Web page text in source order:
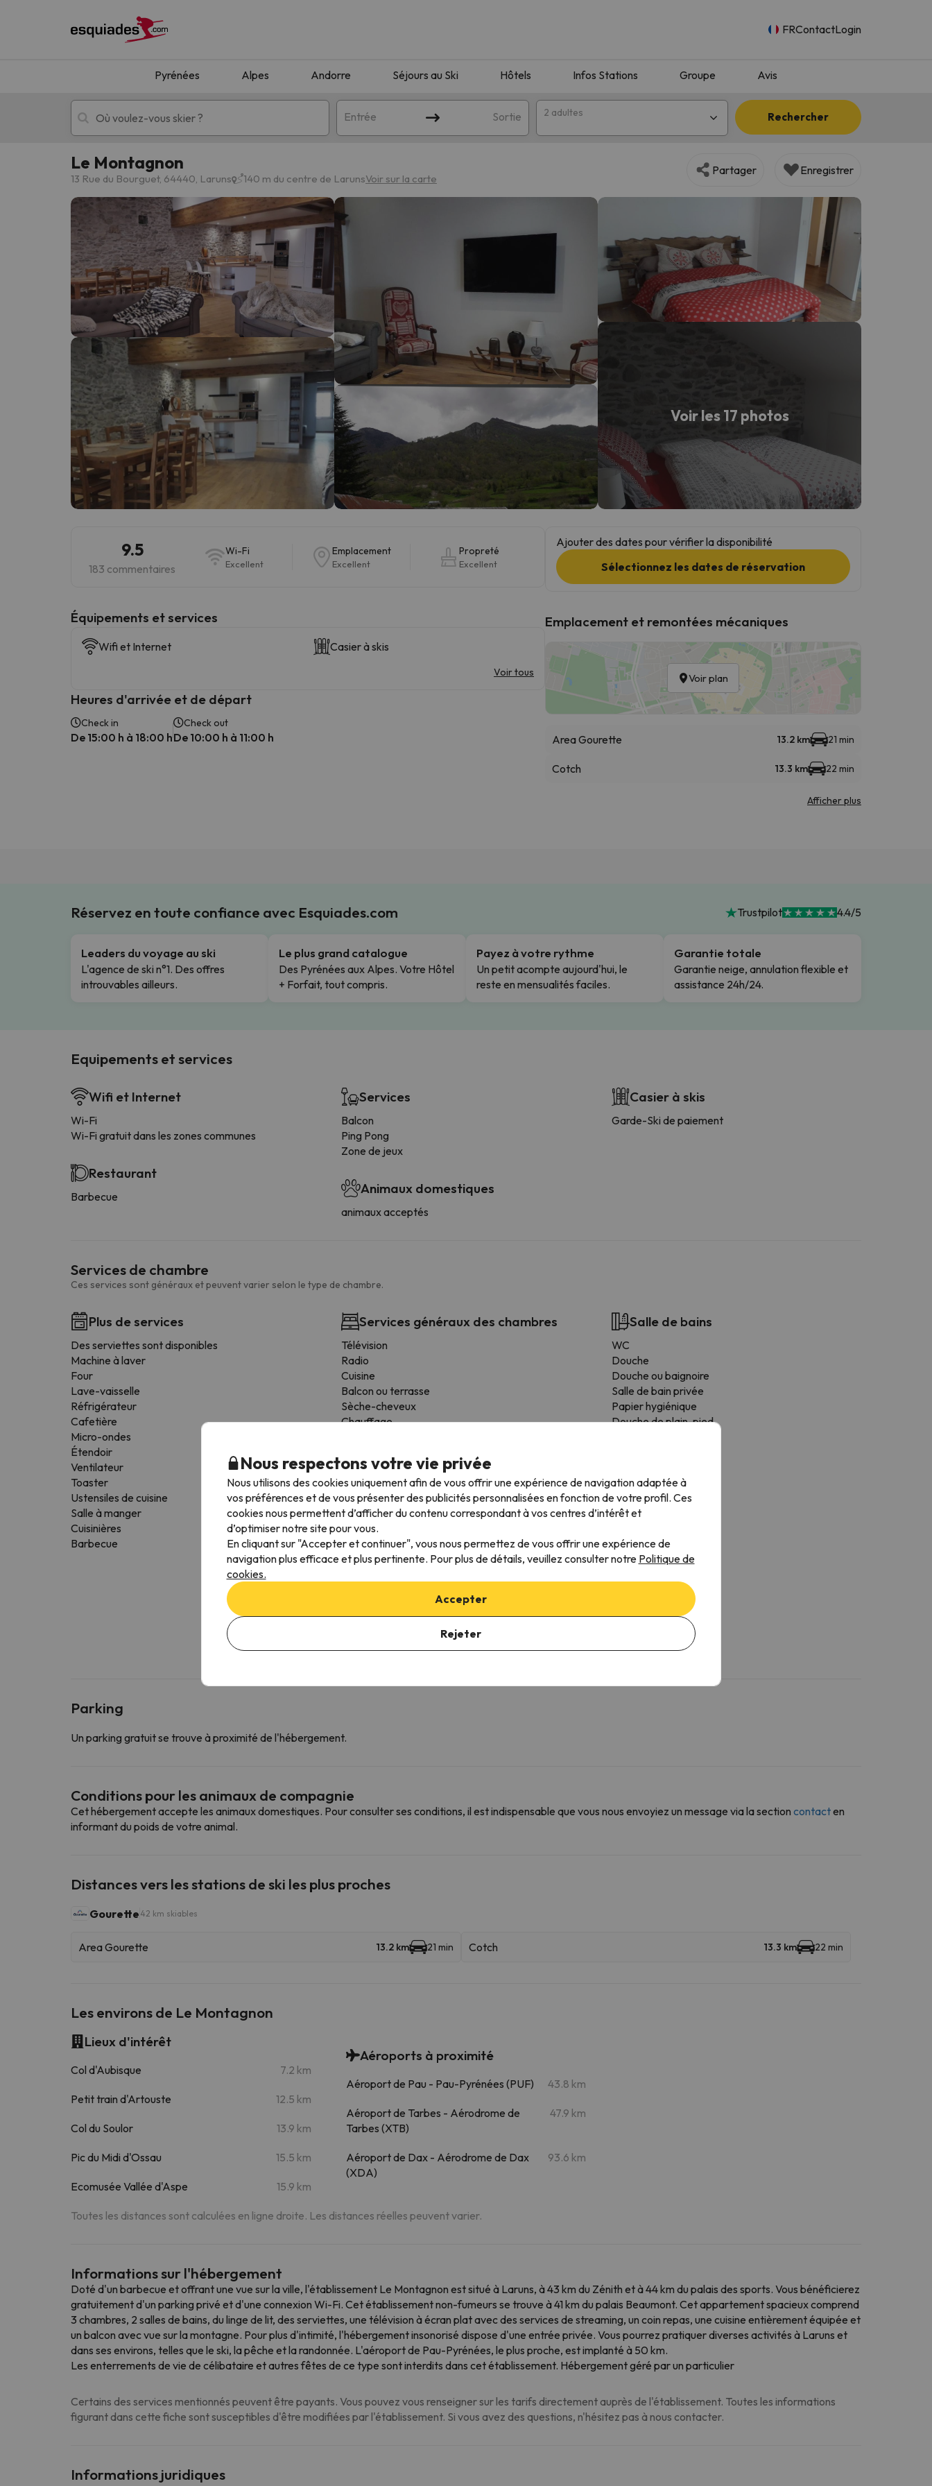
FRContactLogin
Pyrénées Alpes Andorre Séjours au Ski Hôtels Infos Stations Groupe Avis
Entrée Sortie 2 adultes Rechercher
Séjours au ski Séjours montagne
Oups, nous n'avons pas trouvé de résultats correspondant à votre recherche. Essayez de modifier la destination.
Il semble que notre chercheur se soit égaré. Dès qu'il aura retrouvé sa boussole, il reviendra.
Le Montagnon
13 Rue du Bourguet, 64440, Laruns 140 m du centre de LarunsVoir sur la carte
Partager Enregistrer
Voir les 17 photos
9.5
183 commentaires
Wi-Fi
Excellent
Emplacement
Excellent
Propreté
Excellent
​Équipements et services
Wifi et Internet Casier à skis
Voir tous
Heures d'arrivée et de départ
Check in
De 15:00 h à 18:00 h
Check out
De 10:00 h à 11:00 h
Ajouter des dates pour vérifier la disponibilité
Sélectionnez les dates de réservation
Emplacement et remontées mécaniques
Voir plan
Area Gourette 13.2 km 21 min
Cotch 13.3 km 22 min
Afficher plus
Réservez en toute confiance avec Esquiades.com Trustpilot 4.4/5
Leaders du voyage au ski
L'agence de ski n°1. Des offres
introuvables ailleurs.
Le plus grand catalogue
Des Pyrénées aux Alpes. Votre Hôtel
+ Forfait, tout compris.
Payez à votre rythme
Un petit acompte aujourd'hui, le
reste en mensualités faciles.
Garantie totale
Garantie neige, annulation flexible et
assistance 24h/24.
Equipements et services
Wifi et Internet
Wi-Fi
Wi-Fi gratuit dans les zones communes
Restaurant
Barbecue
Services
Balcon
Ping Pong
Zone de jeux
Animaux domestiques
animaux acceptés
Casier à skis
Garde-Ski de paiement
Services de chambre
Ces services sont généraux et peuvent varier selon le type de chambre.
Plus de services
Des serviettes sont disponibles
Machine à laver
Four
Lave-vaisselle
Réfrigérateur
Cafetière
Micro-ondes
Étendoir
Ventilateur
Toaster
Ustensiles de cuisine
Salle à manger
Cuisinières
Barbecue
Services généraux des chambres
Télévision
Radio
Cuisine
Balcon ou terrasse
Sèche-cheveux
Chauffage
Fer à repasser
Cour
Plancher en bois ou parquet
Moustiquaire
Armoire
Produits de nettoyage
Vue sur la ville
Indépendants
Services de diffusion en continu
Salle de bains
WC
Douche
Douche ou baignoire
Salle de bain privée
Papier hygiénique
Douche de plain-pied
Parking
Un parking gratuit se trouve à proximité de l'hébergement.
Conditions pour les animaux de compagnie
Cet hébergement accepte les animaux domestiques. Pour consulter ses conditions, il est indispensable que vous nous envoyiez un message via la section contacten
informant du poids de votre animal.
Distances vers les stations de ski les plus proches
Gourette 42 km skiables
Area Gourette 13.2 km 21 min Cotch 13.3 km 22 min
Les environs de Le Montagnon
Lieux d'intérêt
Col d'Aubisque 7.2 km
Petit train d'Artouste 12.5 km
Col du Soulor 13.9 km
Pic du Midi d'Ossau 15.5 km
Ecomusée Vallée d'Aspe 15.9 km
Aéroports à proximité
Aéroport de Pau - Pau-Pyrénées (PUF) 43.8 km
Aéroport de Tarbes - Aérodrome de
Tarbes (XTB)
47.9 km
Aéroport de Dax - Aérodrome de Dax
(XDA)
93.6 km
Toutes les distances sont calculées en ligne droite. Les distances réelles peuvent varier.
Informations sur l'hébergement
Doté d'un barbecue et offrant une vue sur la ville, l'établissement Le Montagnon est situé à Laruns, à 43 km du Zénith et à 44 km du palais des sports. Vous bénéficierez
gratuitement d'un parking privé et d'une connexion Wi-Fi. Cet établissement non-fumeurs se trouve à 41 km du palais Beaumont. Cet appartement spacieux comprend
3 chambres, 2 salles de bains, du linge de lit, des serviettes, une télévision à écran plat avec des services de streaming, un coin repas, une cuisine entièrement équipée et
un balcon avec vue sur la montagne. Pour plus d'intimité, l'hébergement insonorisé dispose d'une entrée privée. Vous pourrez pratiquer diverses activités à Laruns et
dans ses environs, telles que le ski, la pêche et la randonnée. L'aéroport de Pau-Pyrénées, le plus proche, est implanté à 50 km.
Les enterrements de vie de célibataire et autres fêtes de ce type sont interdits dans cet établissement. Hébergement géré par un particulier
Certains des services mentionnés peuvent être payants. Vous pouvez vous renseigner sur les tarifs directement auprès de l'établissement. Toutes les informations
figurant dans cette fiche sont susceptibles d'être modifiées par l'établissement. Si vous avez des questions, n'hésitez pas à nous contacter.
Informations juridiques
Nous respectons votre vie privée
Nous utilisons des cookies uniquement afin de vous offrir une expérience de navigation adaptée à
vos préférences et de vous présenter des publicités personnalisées en fonction de votre profil. Ces
cookies nous permettent d’afficher du contenu correspondant à vos centres d’intérêt et
d’optimiser notre site pour vous.
En cliquant sur "Accepter et continuer", vous nous permettez de vous offrir une expérience de
navigation plus efficace et plus pertinente. Pour plus de détails, veuillez consulter notre Politique de
cookies.
Accepter
Rejeter